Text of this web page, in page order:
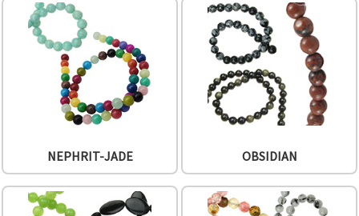
NEPHRIT-JADE OBSIDIAN